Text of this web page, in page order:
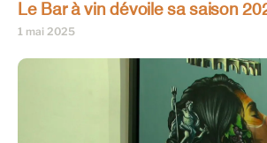
Le Bar à vin dévoile sa saison
1 mai 2025